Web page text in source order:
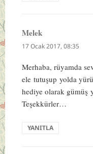
Melekdedi
ki:
17 Ocak 2017, 08:35
Merhaba, rüyamda
ele tutuşup yolda
hediye olarak gümüş
Teşekkürler…
YANITLA